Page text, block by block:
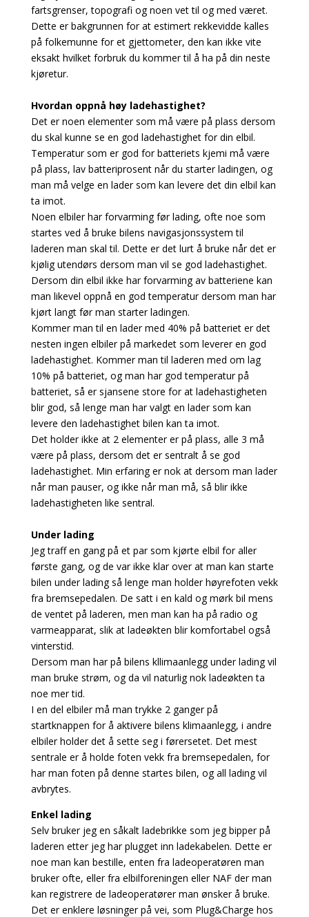
fartsgrenser, topografi og noen vet til og med været.
Dette er bakgrunnen for at estimert rekkevidde kalles
på folkemunne for et gjettometer, den kan ikke vite
eksakt hvilket forbruk du kommer til å ha på din neste
kjøretur.
Hvordan oppnå høy ladehastighet?
Det er noen elementer som må være på plass dersom
du skal kunne se en god ladehastighet for din elbil.
Temperatur som er god for batteriets kjemi må være
på plass, lav batteriprosent når du starter ladingen, og
man må velge en lader som kan levere det din elbil kan
ta imot.
Noen elbiler har forvarming før lading, ofte noe som
startes ved å bruke bilens navigasjonssystem til
laderen man skal til. Dette er det lurt å bruke når det er
kjølig utendørs dersom man vil se god ladehastighet.
Dersom din elbil ikke har forvarming av batteriene kan
man likevel oppnå en god temperatur dersom man har
kjørt langt før man starter ladingen.
Kommer man til en lader med 40% på batteriet er det
nesten ingen elbiler på markedet som leverer en god
ladehastighet. Kommer man til laderen med om lag
10% på batteriet, og man har god temperatur på
batteriet, så er sjansene store for at ladehastigheten
blir god, så lenge man har valgt en lader som kan
levere den ladehastighet bilen kan ta imot.
Det holder ikke at 2 elementer er på plass, alle 3 må
være på plass, dersom det er sentralt å se god
ladehastighet. Min erfaring er nok at dersom man lader
når man pauser, og ikke når man må, så blir ikke
ladehastigheten like sentral.
Under lading
Jeg traff en gang på et par som kjørte elbil for aller
første gang, og de var ikke klar over at man kan starte
bilen under lading så lenge man holder høyrefoten vekk
fra bremsepedalen. De satt i en kald og mørk bil mens
de ventet på laderen, men man kan ha på radio og
varmeapparat, slik at ladeøkten blir komfortabel også
vinterstid.
Dersom man har på bilens kllimaanlegg under lading vil
man bruke strøm, og da vil naturlig nok ladeøkten ta
noe mer tid.
I en del elbiler må man trykke 2 ganger på
startknappen for å aktivere bilens klimaanlegg, i andre
elbiler holder det å sette seg i førersetet. Det mest
sentrale er å holde foten vekk fra bremsepedalen, for
har man foten på denne startes bilen, og all lading vil
avbrytes.
Enkel lading
Selv bruker jeg en såkalt ladebrikke som jeg bipper på
laderen etter jeg har plugget inn ladekabelen. Dette er
noe man kan bestille, enten fra ladeoperatøren man
bruker ofte, eller fra elbilforeningen eller NAF der man
kan registrere de ladeoperatører man ønsker å bruke.
Det er enklere løsninger på vei, som Plug&Charge hos